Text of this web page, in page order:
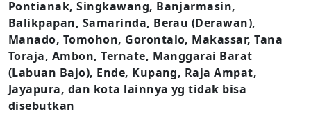
Pontianak, Singkawang, Banjarmasin,
Balikpapan, Samarinda, Berau (Derawan),
Manado, Tomohon, Gorontalo, Makassar, Tana
Toraja, Ambon, Ternate, Manggarai Barat
(Labuan Bajo), Ende, Kupang, Raja Ampat,
Jayapura, dan kota lainnya yg tidak bisa
disebutkan